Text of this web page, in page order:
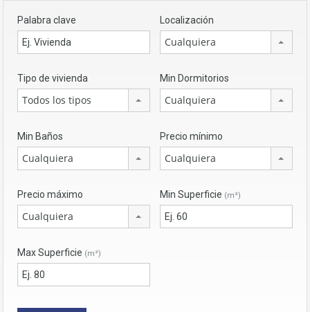
Palabra clave Localización
Cualquiera
Tipo de vivienda
Todos los tipos
Min Dormitorios
Cualquiera
Min Baños
Cualquiera
Precio mínimo
Cualquiera
Precio máximo
Cualquiera
Min Superficie (m²)
Max Superficie (m²)